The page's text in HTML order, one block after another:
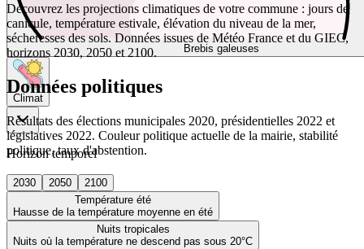
Brebis galeuses
Climat
Horizon temporel
2030 2050
2100
Température été
Hausse de la température moyenne en été
Nuits tropicales
Nuits où la température ne descend pas sous 20°C
Découvrez les projections climatiques de votre commune : jours de
canicule, température estivale, élévation du niveau de la mer,
sécheresses des sols. Données issues de Météo France et du GIEC,
horizons 2030, 2050 et 2100.
Données politiques
Résultats des élections municipales 2020, présidentielles 2022 et
législatives 2022. Couleur politique actuelle de la mairie, stabilité
politique, taux d'abstention.